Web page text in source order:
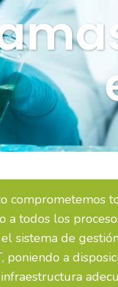
comprometemos
a todos los
sistema de
poniendo a